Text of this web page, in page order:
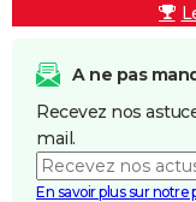
A ne pas
Recevez nos
mail.
En savoir plus sur